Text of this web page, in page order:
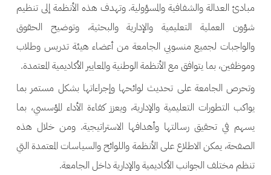
مبادئ العدالة والشفافية والمسؤولية. وتهدف هذه الأنظمة إلى تنظيم
شؤون العملية التعليمية والإدارية والبحثية، وتوضيح الحقوق
والواجبات لجميع منسوبي الجامعة من أعضاء هيئة تدريس وطلاب
وموظفين، بما يتوافق مع الأنظمة الوطنية والمعايير الأكاديمية المعتمدة.
وتحرص الجامعة على تحديث لوائحها وإجراءاتها بشكل مستمر بما
يواكب التطورات التعليمية والإدارية، ويعزز كفاءة الأداء المؤسسي، بما
يسهم في تحقيق رسالتها وأهدافها الاستراتيجية. ومن خلال هذه
الصفحة، يمكن الاطلاع على الأنظمة واللوائح والسياسات المعتمدة التي
تنظم مختلف الجوانب الأكاديمية والإدارية داخل الجامعة.